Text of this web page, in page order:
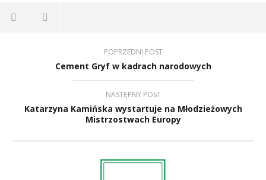
POPRZEDNI POST
Cement Gryf w kadrach narodowych
NASTĘPNY POST
Katarzyna Kamińska wystartuje na Młodzieżowych
Mistrzostwach Europy